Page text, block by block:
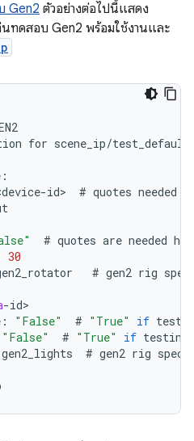
Gen2 ตัวอย่างต่อไปนี้แสดง
ทดสอบ Gen2 พร้อมใช้งานและ
for scene_ip/
:
device-id> # quotes needed
# quotes are needed
30
# gen2 rig
-id
: "False" # "True" if
"False" # "True" if testing
gen2_lights # gen2 rig